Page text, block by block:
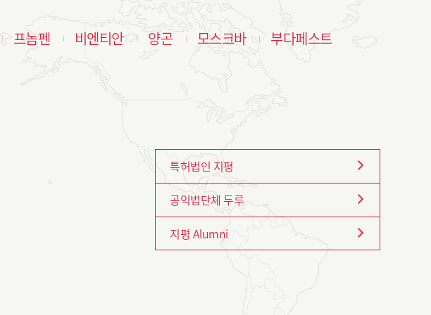
프놈펜 비엔티안 양곤 모스크바 부다페스트
특허법인 지평
공익법단체 두루
지평 Alumni